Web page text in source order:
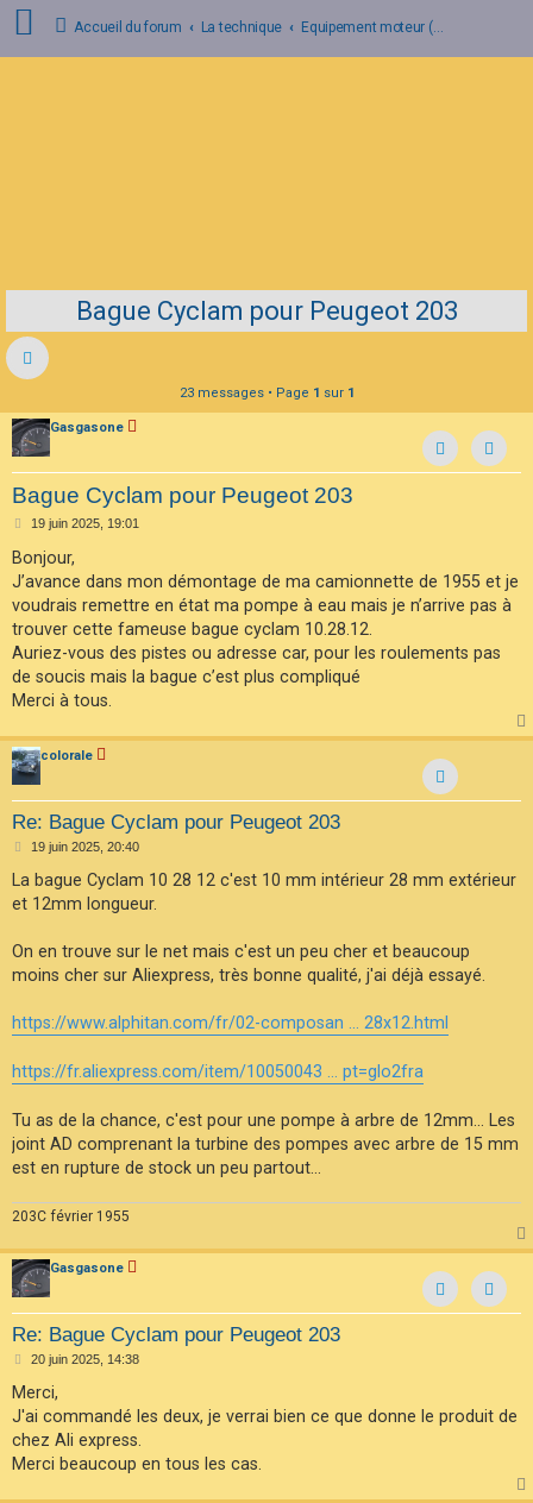
n
s
c
r
p
t
i
n
F
A
Q
Accueil du forum La technique Equipement moteur (circulation d'huile et d'eau, filtre à air, alimentation carburant, échappement, fixation moteur).
Bague Cyclam pour Peugeot 203
23 messages • Page 1 sur 1
Gasgasone
Bague Cyclam pour Peugeot 203
M
s
s
a
g
e
19 juin 2025, 19:01
Bonjour,
J’avance dans mon démontage de ma camionnette de 1955 et je
voudrais remettre en état ma pompe à eau mais je n’arrive pas à
trouver cette fameuse bague cyclam 10.28.12.
Auriez-vous des pistes ou adresse car, pour les roulements pas
de soucis mais la bague c’est plus compliqué
Merci à tous.
colorale
Re: Bague Cyclam pour Peugeot 203
M
s
a
19 juin 2025, 20:40
La bague Cyclam 10 28 12 c'est 10 mm intérieur 28 mm extérieur
et 12mm longueur.
On en trouve sur le net mais c'est un peu cher et beaucoup
moins cher sur Aliexpress, très bonne qualité, j'ai déjà essayé.
https://www.alphitan.com/fr/02-composan ... 28x12.html
https://fr.aliexpress.com/item/10050043 ... pt=glo2fra
Tu as de la chance, c'est pour une pompe à arbre de 12mm... Les
joint AD comprenant la turbine des pompes avec arbre de 15 mm
est en rupture de stock un peu partout...
203C février 1955
Gasgasone
Re: Bague Cyclam pour Peugeot 203
M
s
a
g
e
20 juin 2025, 14:38
Merci,
J'ai commandé les deux, je verrai bien ce que donne le produit de
chez Ali express.
Merci beaucoup en tous les cas.